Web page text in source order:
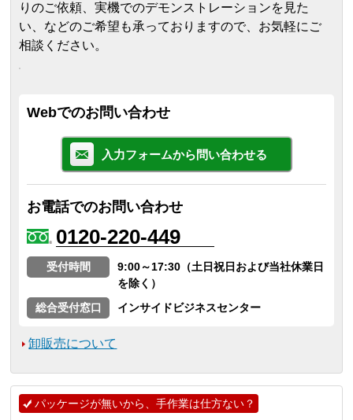
りのご依頼、実機でのデモンストレーションを見た
い、などのご希望も承っておりますので、お気軽にご
相談ください。
Webでのお問い合わせ
入力フォームから問い合わせる
お電話でのお問い合わせ
0120-220-449
受付時間
9:00～17:30（土日祝日および当社休業日
を除く）
総合受付窓口
インサイドビジネスセンター
卸販売について
パッケージが無いから、手作業は仕方ない？